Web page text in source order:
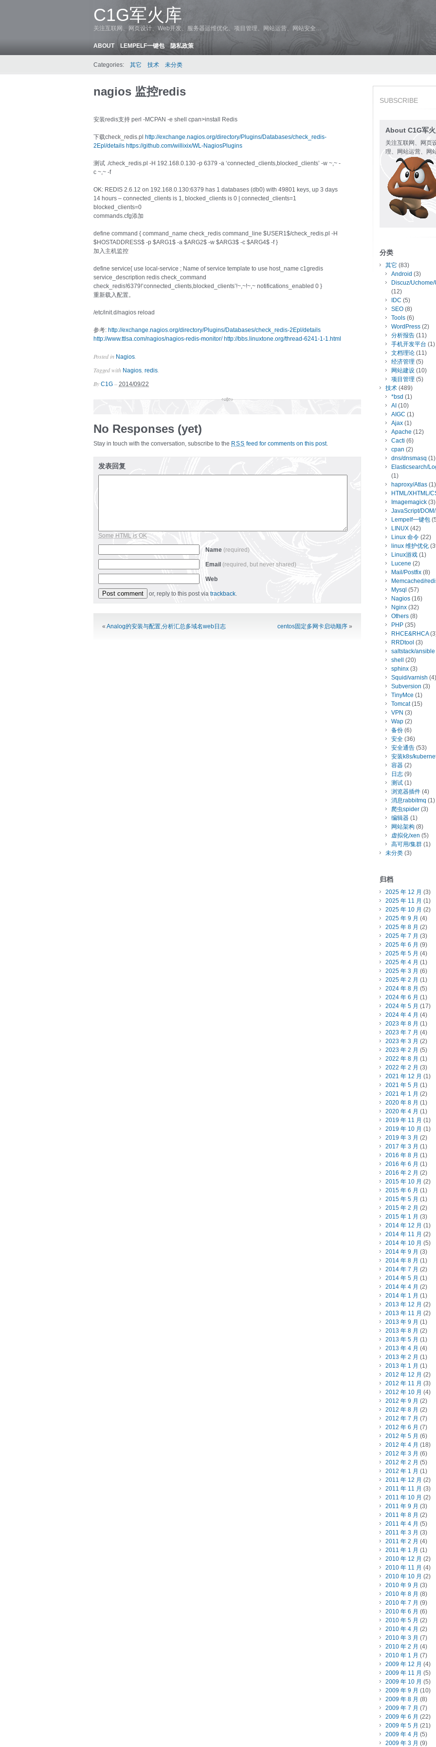
C1G军火库
关注互联网、网页设计、Web开发、服务器运维优化、项目管理、网站运营、网站安全…
ABOUT LEMPELF一键包 隐私政策
Categories: 其它 技术 未分类
nagios 监控redis
安装redis支持 perl -MCPAN -e shell cpan>install Redis
下载check_redis.pl http://exchange.nagios.org/directory/Plugins/Databases/check_redis-
2Epl/details https://github.com/willixix/WL-NagiosPlugins
测试 ./check_redis.pl -H 192.168.0.130 -p 6379 -a ‘connected_clients,blocked_clients’ -w ~,~ -
c ~,~ -f
OK: REDIS 2.6.12 on 192.168.0.130:6379 has 1 databases (db0) with 49801 keys, up 3 days
14 hours – connected_clients is 1, blocked_clients is 0 | connected_clients=1
blocked_clients=0
commands.cfg添加
define command { command_name check_redis command_line $USER1$/check_redis.pl -H
$HOSTADDRESS$ -p $ARG1$ -a $ARG2$ -w $ARG3$ -c $ARG4$ -f }
加入主机监控
define service{ use local-service ; Name of service template to use host_name c1gredis
service_description redis check_command
check_redis!6379!’connected_clients,blocked_clients’!~,~!~,~ notifications_enabled 0 }
重新载入配置。
/etc/init.d/nagios reload
参考: http://exchange.nagios.org/directory/Plugins/Databases/check_redis-2Epl/details
http://www.ttlsa.com/nagios/nagios-redis-monitor/ http://bbs.linuxtone.org/thread-6241-1-1.html
Posted in Nagios
Tagged with Nagios redis
By C1G – 2014/09/22
No Responses (yet)
Stay in touch with the conversation, subscribe to the RSS feed for comments on this post.
发表回复
Some HTML is OK
Name (required)
Email (required, but never shared)
Web
or, reply to this post via trackback.
« Analog的安装与配置,分析汇总多域名web日志 centos固定多网卡启动顺序 »
SUBSCRIBE
About C1G军
关注互联网、网页
理、网站运营、网
分类
其它 (83)
Android (3)
Discuz/
(12)
IDC (5)
SEO (8)
Tools (6)
WordPress (2)
分析报告 (11)
手机开发平台 (1)
文档理论 (11)
经济管理 (5)
网站建设 (10)
项目管理 (5)
技术 (489)
*bsd (1)
AI (10)
AIGC (1)
Ajax (1)
Apache (12)
Cacti (6)
cpan (2)
dns/dnsmasq (1)
Elasticsearch/
(1)
haproxy/Atlas (1)
HTML/XHTML/
Imagemagick (3)
JavaScript/
Lempelf一键包
LINUX (42)
Linux 命令 (22)
linux 维护优化
Linux游戏 (1)
Lucene (2)
Mail/Postfix (8)
Memcached/
Mysql (57)
Nagios (16)
Nginx (32)
Others (8)
PHP (35)
RHCE&RHCA
RRDtool (3)
saltstack/ansible
shell
(20)
sphinx (3)
Squid/varnish (4)
Subversion (3)
TinyMce (1)
Tomcat(15)
VPN (3)
Wap (2)
备份 (6)
安全 (36)
安全通告 (53)
安装k8s/
容器 (2)
日志 (9)
测试 (1)
浏览器插件 (4)
消息rabbitmq (1)
爬虫spider (3)
编辑器 (1)
网站架构 (8)
虚拟化/xen (5)
高可用/集群 (1)
未分类 (3)
归档
2025 年 12 月 (3)
2025 年 11 月 (1)
2025 年 10 月 (2)
2025 年 9 月 (4)
2025 年 8 月 (2)
2025 年 7 月 (3)
2025 年 6 月 (9)
2025 年 5 月 (4)
2025 年 4 月 (1)
2025 年 3 月 (6)
2025 年 2 月 (1)
2024 年 8 月 (5)
2024 年 6 月 (1)
2024 年 5 月 (17)
2024 年 4 月 (4)
2023 年 8 月 (1)
2023 年 7 月 (4)
2023 年 3 月 (2)
2023 年 2 月 (5)
2022 年 8 月 (1)
2022 年 2 月 (3)
2021 年 12 月 (1)
2021 年 5 月 (1)
2021 年 1 月 (2)
2020 年 8 月 (1)
2020 年 4 月 (1)
2019 年 11 月 (1)
2019 年 10 月 (1)
2019 年 3 月 (2)
2017 年 3 月 (1)
2016 年 8 月 (1)
2016 年 6 月 (1)
2016 年 2 月 (2)
2015 年 10 月 (2)
2015 年 6 月 (1)
2015 年 5 月 (1)
2015 年 2 月 (2)
2015 年 1 月 (3)
2014 年 12 月 (1)
2014 年 11 月 (2)
2014 年 10 月 (5)
2014 年 9 月 (3)
2014 年 8 月 (1)
2014 年 7 月 (2)
2014 年 5 月 (1)
2014 年 4 月 (2)
2014 年 1 月 (1)
2013 年 12 月 (2)
2013 年 11 月 (2)
2013 年 9 月 (1)
2013 年 8 月 (2)
2013 年 5 月 (1)
2013 年 4 月 (4)
2013 年 2 月 (1)
2013 年 1 月 (1)
2012 年 12 月 (2)
2012 年 11 月 (3)
2012 年 10 月 (4)
2012 年 9 月 (2)
2012 年 8 月 (2)
2012 年 7 月 (7)
2012 年 6 月 (7)
2012 年 5 月 (6)
2012 年 4 月 (18)
2012 年 3 月 (6)
2012 年 2 月 (5)
2012 年 1 月 (1)
2011 年 12 月 (2)
2011 年 11 月 (3)
2011 年 10 月 (2)
2011 年 9 月 (3)
2011 年 8 月 (2)
2011 年 4 月 (5)
2011 年 3 月 (3)
2011 年 2 月 (4)
2011 年 1 月 (1)
2010 年 12 月 (2)
2010 年 11 月 (4)
2010 年 10 月 (2)
2010 年 9 月 (3)
2010 年 8 月 (8)
2010 年 7 月 (9)
2010 年 6 月 (6)
2010 年 5 月 (2)
2010 年 4 月 (2)
2010 年 3 月 (7)
2010 年 2 月 (4)
2010 年 1 月 (7)
2009 年 12 月 (4)
2009 年 11 月 (5)
2009 年 10 月 (5)
2009 年 9 月 (10)
2009 年 8 月 (8)
2009 年 7 月 (7)
2009 年 6 月 (22)
2009 年 5 月 (21)
2009 年 4 月 (5)
2009 年 3 月 (9)